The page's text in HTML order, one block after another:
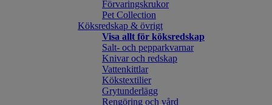
Förvaringskrukor
Pet Collection
Köksredskap & övrigt
Visa allt för köksredskap
Salt- och pepparkvarnar
Knivar och redskap
Vattenkittlar
Kökstextilier
Grytunderlägg
Rengöring och vård